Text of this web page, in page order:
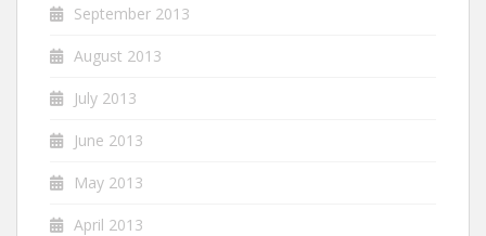
September 2013
August 2013
July 2013
June 2013
May 2013
April 2013